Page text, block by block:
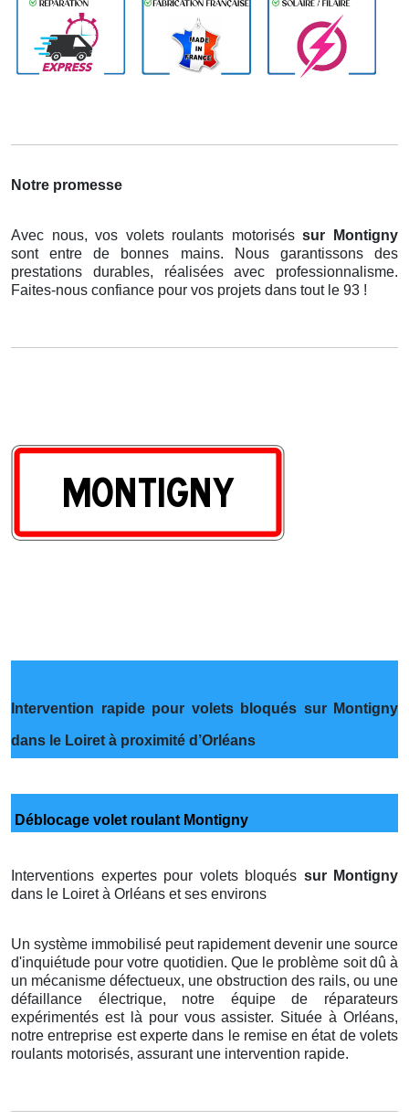
Notre promesse
Avec nous, vos volets roulants motoriséssur Montigny
sont entre de bonnes mains. Nous garantissons des
prestations durables, réalisées avec professionnalisme.
Faites-nous confiance pour vos projets dans tout le 93 !
Intervention rapide pour volets bloqués sur Montigny
dans le Loiret à proximité d’Orléans
Déblocage volet roulant Montigny
Interventions expertes pour volets bloqués sur Montigny
dans le Loiret à Orléans et ses environs
Un système immobilisé peut rapidement devenir une source
d'inquiétude pour votre quotidien. Que le problème soit dû à
un mécanisme défectueux, une obstruction des rails, ou une
défaillance électrique, notre équipe de réparateurs
expérimentés est là pour vous assister. Située à Orléans,
notre entreprise est experte dans le remise en état de volets
roulants motorisés, assurant une intervention rapide.